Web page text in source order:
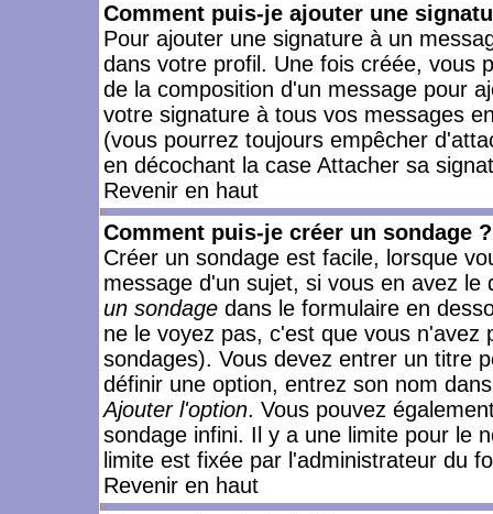
Comment puis-je ajouter une
Pour ajouter une signature à un
dans votre profil. Une fois créée, vous
de la composition d'un message pour
votre signature à tous vos messages
(vous pourrez toujours empêcher
en décochant la case Attacher sa
Revenir en haut
Comment puis-je créer un sondage ?
Créer un sondage est facile, lorsque
message d'un sujet, si vous en avez
un sondage dans le formulaire en
ne le voyez pas, c'est que vous
sondages). Vous devez entrer un titre
définir une option, entrez son nom
Ajouter l'option. Vous pouvez
sondage infini. Il y a une limite pour le
limite est fixée par l'administrateur du
Revenir en haut